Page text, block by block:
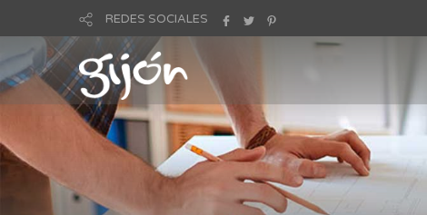
REDES SOCIALES